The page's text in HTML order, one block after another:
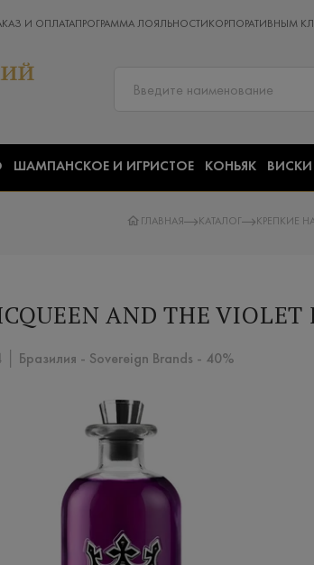
И ОПЛАТАПРОГРАММА ЛОЯЛЬНОСТИ КОРПОРАТИВНЫМ
ШАМПАНСКОЕ И ИГРИСТОЕ КОНЬЯК ВИСКИ
ГЛАВНАЯ КАТАЛОГ КРЕПКИЕ
AND THE VIOLET
Бразилия - Sovereign Brands - 40%